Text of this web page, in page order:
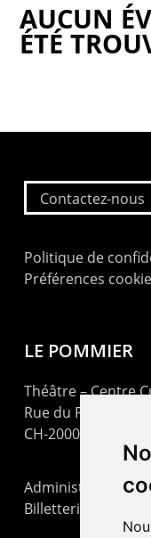
AUCUN
ÉTÉ
Contactez-nous
Politique de
Préférences
LE POMMIER
Théâtre – Centre
Rue du Pommier 9
CH-2000 Neuchâtel
Administration :
Billetterie : +41 32